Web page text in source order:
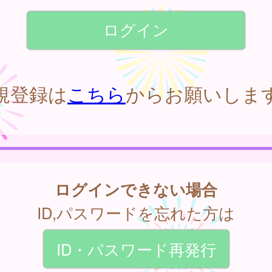
登録はこちらからお願いしま
ログインできない場合
ID,パスワードを忘れた方は
ID・パスワード再発行